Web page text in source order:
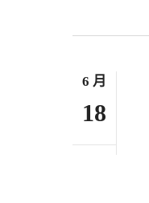
6 月
18